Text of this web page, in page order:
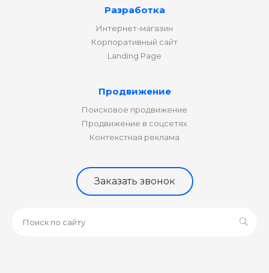
Разработка
Интернет-магазин
Корпоративный сайт
Landing Page
Продвижение
Поисковое продвижение
Продвижение в соцсетях
Контекстная реклама
Заказать звонок